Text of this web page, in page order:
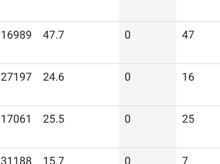
16989 47.7 0 47
27197 24.6 0 16
17061 25.5 0 25
31188 15.7 0 7